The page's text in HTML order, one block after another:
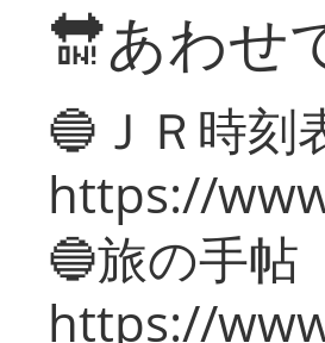
🔛あわせ
🔵ＪＲ時刻
https://
🔵旅の手帖
https://